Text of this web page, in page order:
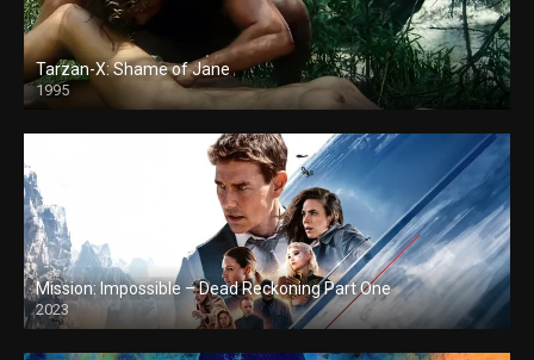
Tarzan-X: Shame of Jane
1995
Mission: Impossible – Dead Reckoning Part One
2023